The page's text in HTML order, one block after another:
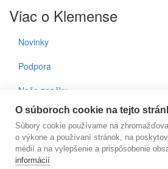
Viac o Klemense
Novinky
Podpora
Naše značky
Kontakty
Prihlásenie do noviniek
O súboroch cookie na tejto
Súbory cookie používame na
o výkone a používaní stránok, na
médií a na vylepšenie a prispôsobenie
informácií